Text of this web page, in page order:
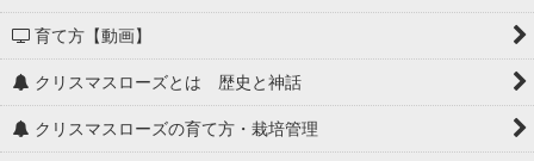
育て方【動画】
クリスマスローズとは 歴史と神話
クリスマスローズの育て方・栽培管理